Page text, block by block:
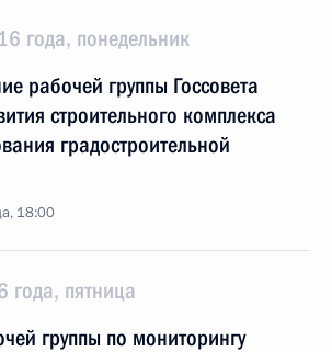
года, понедельник
рабочей группы Госсовета
строительного комплекса
градостроительной
18:00
года, пятница
группы по мониторингу